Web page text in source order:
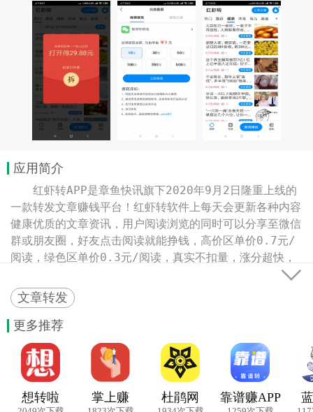
应用简介
红虾转APP是章鱼快讯旗下2020年9月2日隆重上线的
一款转发文章赚钱平台！红虾转软件上每天会更新各种内容
健康优质的文章资讯，用户阅读浏览的同时可以分享至微信
群或朋友圈，好友点击阅读就能挣钱，高价区单价0.7元/
阅读，绿色区单价0.3元/阅读，真实不扣量，涨分超快，
【赚钱特点】
1、新人注册送1元现金红包，完成新手任务立赚29.88
元，支持文章导入，点击更精准；
2、软件网罗全国热点资讯文章，包括新闻、娱乐、美食
等，转发至微信，好友阅读就赚钱；
3、转发单价0.7元/阅读，平台新增绿色区，内容更健康，
单价0.3元/阅读，涨分迅速；
4、邀请好友可获得高达28元/位现金奖励，后续还能永久

文章转发
更多推荐
想转啦 掌上赚 杜鹃网 靠谱赚APP